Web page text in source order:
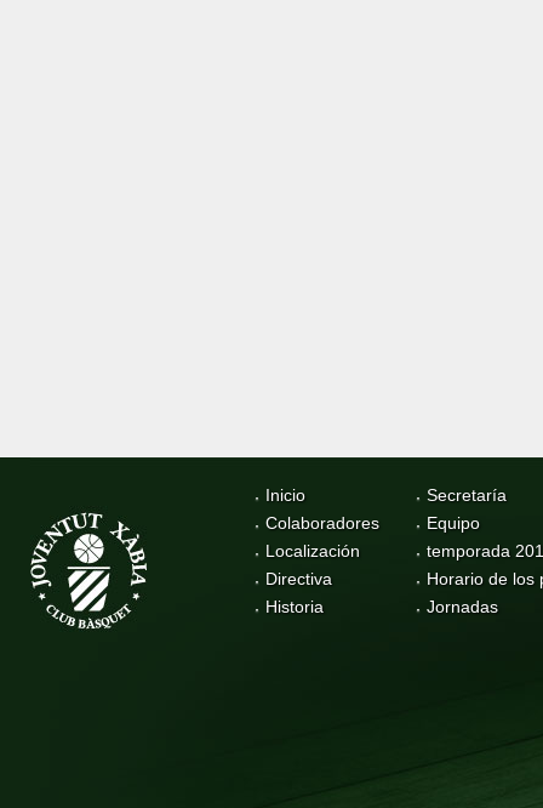
Inicio
Colaboradores
Localización
Directiva
Historia
Secretaría
Equipo
temporada
Horario de los
Jornadas